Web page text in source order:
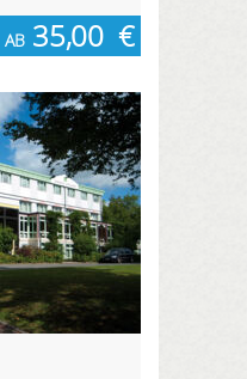
AB 35,00 €